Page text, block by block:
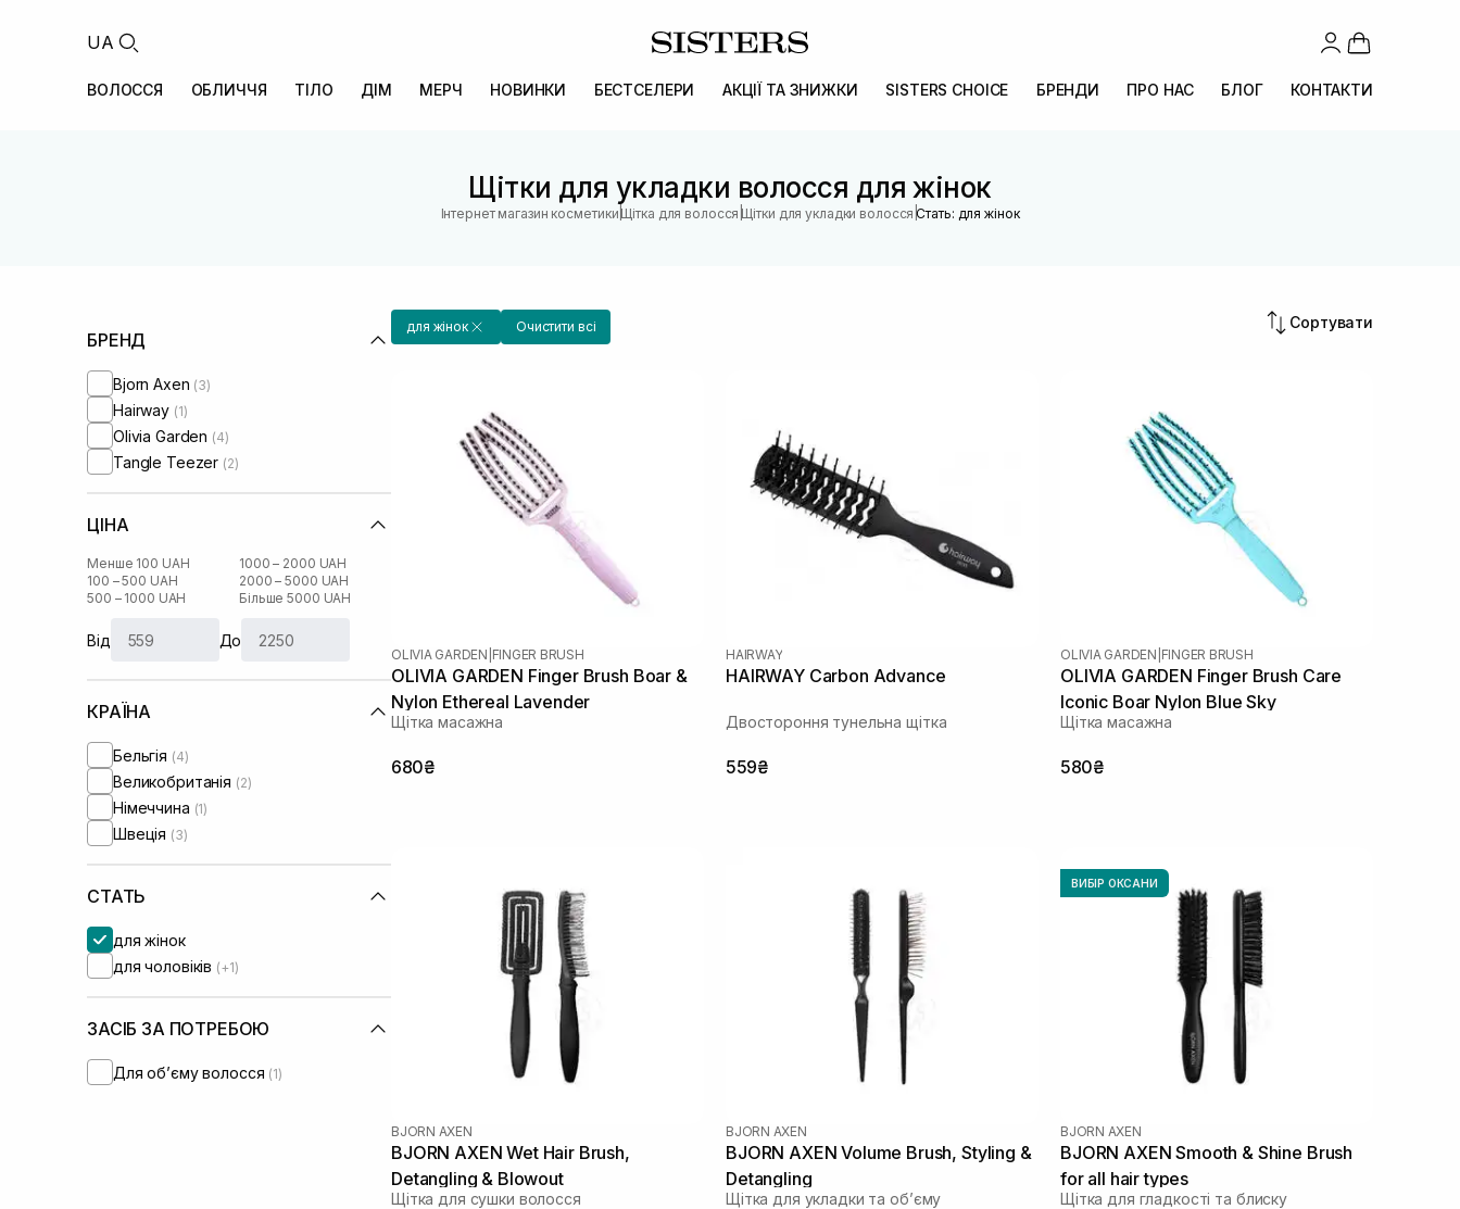
UA
ВОЛОССЯ ОБЛИЧЧЯ ТІЛО ДІМ МЕРЧ НОВИНКИ БЕСТСЕЛЕРИ АКЦІЇ ТА ЗНИЖКИ SISTERS CHOICE БРЕНДИ ПРО НАС БЛОГ КОНТАКТИ
Щітки для укладки волосся для жінок
Інтернет магазин косметики |Щітка для волосся |Щітки для укладки волосся |Стать: для жінок
БРЕНД
Bjorn Axen (3)
Hairway (1)
Olivia Garden (4)
Tangle Teezer (2)
ЦІНА
Менше 100 UAH
100 – 500 UAH
500 – 1000 UAH
1000 – 2000 UAH
2000 – 5000 UAH
Більше 5000 UAH
Від До
КРАЇНА
Бельгія (4)
Великобританія (2)
Німеччина (1)
Швеція (3)
СТАТЬ
для жінок
для чоловіків (+1)
ЗАСІБ ЗА ПОТРЕБОЮ
Для обʼєму волосся (1)
для жінок Очистити всі Сортувати
OLIVIA GARDEN FINGER BRUSH
OLIVIA GARDEN Finger Brush Boar &
Nylon Ethereal Lavender
Щітка масажна
680₴
HAIRWAY
HAIRWAY Carbon Advance
Двостороння тунельна щітка
559₴
OLIVIA GARDEN FINGER BRUSH
OLIVIA GARDEN Finger Brush Care
Iconic Boar Nylon Blue Sky
Щітка масажна
580₴
BJORN AXEN
BJORN AXEN Wet Hair Brush,
Detangling & Blowout
Щітка для сушки волосся
BJORN AXEN
BJORN AXEN Volume Brush, Styling &
Detangling
Щітка для укладки та обʼєму
ВИБІР ОКСАНИ
BJORN AXEN
BJORN AXEN Smooth & Shine Brush
for all hair types
Щітка для гладкості та блиску